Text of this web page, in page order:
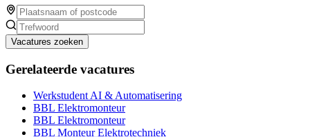
Vacatures zoeken
Gerelateerde vacatures
Werkstudent AI & Automatisering
BBL Elektromonteur
BBL Elektromonteur
BBL Monteur Elektrotechniek